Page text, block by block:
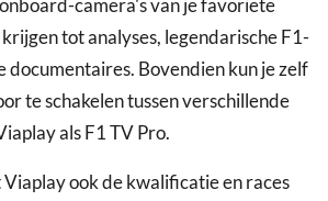
camera's van je favoriete
tot analyses, legendarische F1-
documentaires. Bovendien kun je zelf
te schakelen tussen verschillende
als F1 TV Pro.
ook de kwalificatie en races